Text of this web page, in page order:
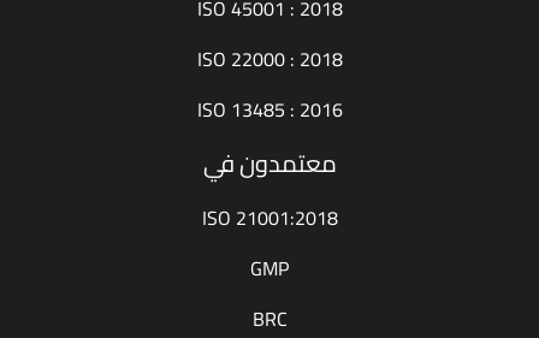
ISO 45001 : 2018
ISO 22000 : 2018
ISO 13485 : 2016
معتمدون في
ISO 21001:2018
GMP
BRC